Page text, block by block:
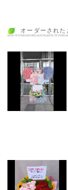
オーダーされ